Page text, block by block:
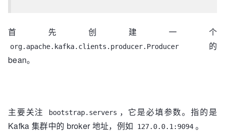
首先创建一个
org.apache.kafka.clients.producer.Producer
的
bean。
主要关注 bootstrap.servers ，它是必填参数。指的是
Kafka 集群中的 broker 地址，例如
127.0.0.1:9094 。